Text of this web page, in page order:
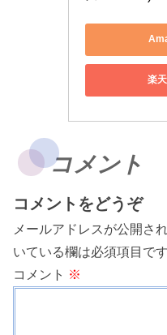
楽
コメント
コメントをどうぞ
メールアドレスが公開さ
いている欄は必須項目です
コメント ※